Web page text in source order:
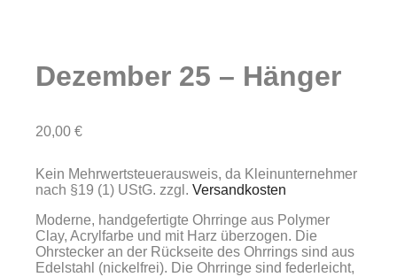
Dezember 25 – Hänger
20,00 €
Kein Mehrwertsteuerausweis, da Kleinunternehmer
nach §19 (1) UStG. zzgl. Versandkosten
Moderne, handgefertigte Ohrringe aus Polymer
Clay, Acrylfarbe und mit Harz überzogen. Die
Ohrstecker an der Rückseite des Ohrrings sind aus
Edelstahl (nickelfrei). Die Ohrringe sind federleicht,